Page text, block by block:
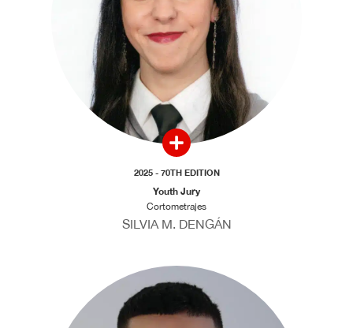
2025 - 70TH EDITION
Youth Jury
Cortometrajes
SILVIA M. DENGÁN